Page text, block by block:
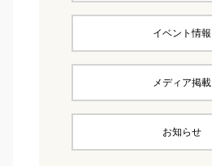
イベント情報
メディア掲載
お知らせ